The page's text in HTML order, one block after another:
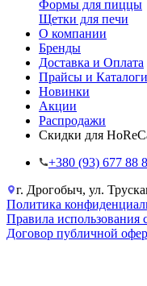
Формы для пиццы
Щетки для печи
О компании
Бренды
Доставка и Оплата
Прайсы и Каталоги
Новинки
Акции
Распродажи
Скидки для
+38‎0 (93) 677 88
г. Дрогобыч, ул.
Политика
Правила использования
Договор публичной